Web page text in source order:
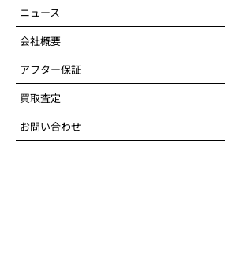
ニュース
会社概要
アフター保証
買取査定
お問い合わせ